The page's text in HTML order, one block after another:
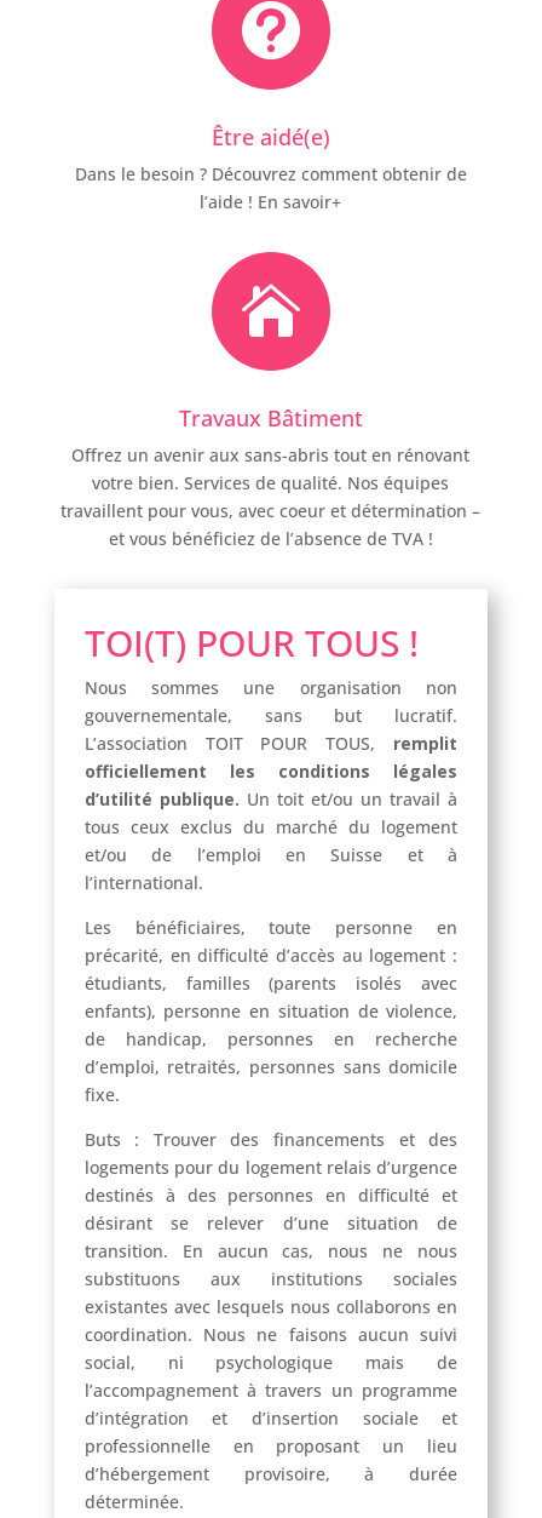

Être aidé(e)
Dans le besoin ? Découvrez comment obtenir de
l’aide ! En savoir+

Travaux Bâtiment
Offrez un avenir aux sans-abris tout en rénovant
votre bien. Services de qualité. Nos équipes
travaillent pour vous, avec coeur et détermination –
et vous bénéficiez de l’absence de TVA !
TOI(T) POUR TOUS !
Nous sommes une organisation non
gouvernementale, sans but lucratif.
L’association TOIT POUR TOUS, remplit
officiellement les conditions légales
d’utilité publique. Un toit et/ou un travail à
tous ceux exclus du marché du logement
et/ou de l’emploi en Suisse et à
l’international.
Les bénéficiaires, toute personne en
précarité, en difficulté d’accès au logement :
étudiants, familles (parents isolés avec
enfants), personne en situation de violence,
de handicap, personnes en recherche
d’emploi, retraités, personnes sans domicile
fixe.
Buts : Trouver des financements et des
logements pour du logement relais d’urgence
destinés à des personnes en difficulté et
désirant se relever d’une situation de
transition. En aucun cas, nous ne nous
substituons aux institutions sociales
existantes avec lesquels nous collaborons en
coordination. Nous ne faisons aucun suivi
social, ni psychologique mais de
l’accompagnement à travers un programme
d’intégration et d’insertion sociale et
professionnelle en proposant un lieu
d’hébergement provisoire, à durée
déterminée.